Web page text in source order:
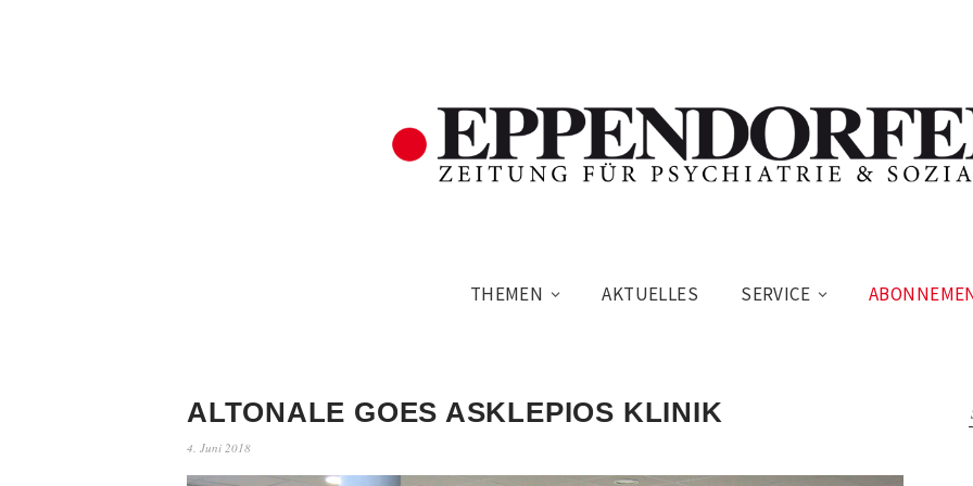
THEMEN AKTUELLES SERVICE
ALTONALE GOES ASKLEPIOS KLINIK
4. Juni 2018